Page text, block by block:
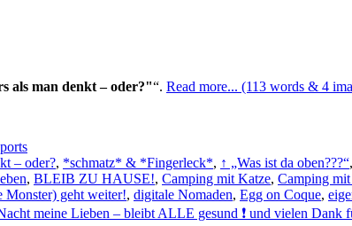
als man denkt – oder?" . Read more... (113 words & 4
– oder?, *schmatz* & *Fingerleck*, ↑ „Was ist da oben???“,
, BLEIB ZU HAUSE!, Camping mit Katze, Camping
Monster) geht weiter!, digitale Nomaden, Egg on Coque,
meine Lieben – bleibt ALLE gesund ❗ und vielen Dank